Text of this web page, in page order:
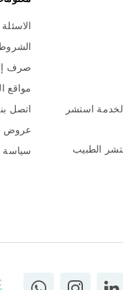
استشر
الطبيب
صرف
مواقع
اتصل
عروض